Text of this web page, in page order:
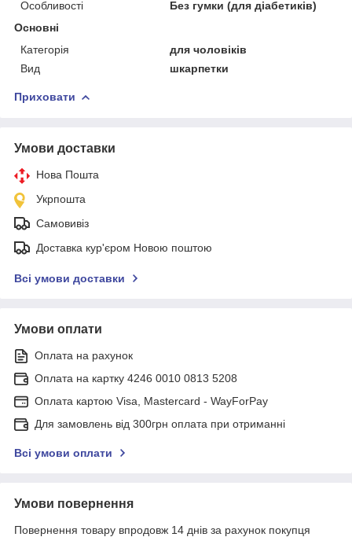
Особливості
Без гумки (для діабетиків)
Основні
Категорія
для чоловіків
Вид
шкарпетки
Приховати
Умови доставки
Нова Пошта
Укрпошта
Самовивіз
Доставка кур'єром Новою поштою
Всі умови доставки
Умови оплати
Оплата на рахунок
Оплата на картку 4246 0010 0813 5208
Оплата картою Visa, Mastercard - WayForPay
Для замовлень від 300грн оплата при отриманні
Всі умови оплати
Умови повернення
Повернення товару впродовж 14 днів за рахунок покупця